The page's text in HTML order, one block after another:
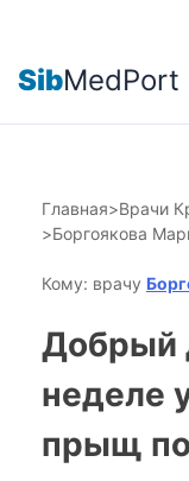
SibMedPort
Главная>Врачи
>Боргоякова
Кому: врачу
Добрый
неделе
прыщ